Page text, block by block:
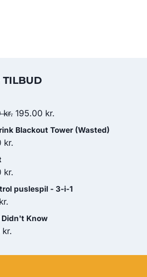
TILBUD
kr. Den
oprindelige
195.00 kr.
aktuelle
Blackout Tower (Wasted)
kr.
kr.
puslespil - 3-i-1
kr.
Didn't Know
kr.